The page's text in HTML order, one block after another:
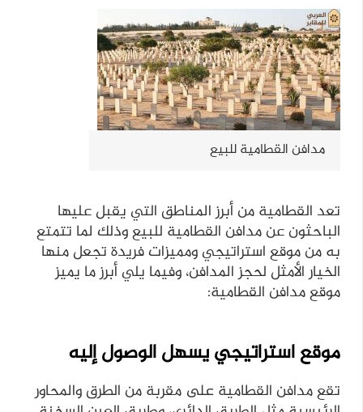
مدافن القطامية للبيع
تعد القطامية من أبرز المناطق التي يقبل عليها
الباحثون عن مدافن القطامية للبيع وذلك لما تتمتع
به من موقع استراتيجي ومميزات فريدة تجعل منها
الخيار الأمثل لحجز المدافن، وفيما يلي أبرز ما يميز
موقع مدافن القطامية:
موقع استراتيجي يسهل الوصول إليه
تقع مدافن القطامية على مقربة من الطرق والمحاور